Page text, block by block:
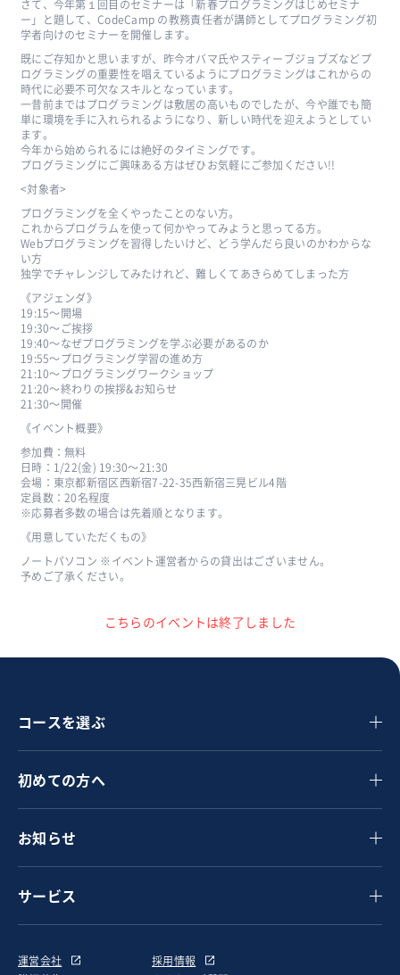
さて、今年第１回目のセミナーは「新春プログラミングはじめセミナ
ー」と題して、CodeCamp の教務責任者が講師としてプログラミング初
学者向けのセミナーを開催します。
既にご存知かと思いますが、昨今オバマ氏やスティーブジョブズなどプ
ログラミングの重要性を唱えているようにプログラミングはこれからの
時代に必要不可欠なスキルとなっています。
一昔前まではプログラミングは敷居の高いものでしたが、今や誰でも簡
単に環境を手に入れられるようになり、新しい時代を迎えようとしてい
ます。
今年から始められるには絶好のタイミングです。
プログラミングにご興味ある方はぜひお気軽にご参加ください!!
<対象者>
プログラミングを全くやったことのない方。
これからプログラムを使って何かやってみようと思ってる方。
Webプログラミングを習得したいけど、どう学んだら良いのかわからな
い方
独学でチャレンジしてみたけれど、難しくてあきらめてしまった方
《アジェンダ》
19:15〜開場
19:30〜ご挨拶
19:40〜なぜプログラミングを学ぶ必要があるのか
19:55〜プログラミング学習の進め方
21:10〜プログラミングワークショップ
21:20〜終わりの挨拶&お知らせ
21:30〜開催
《イベント概要》
参加費：無料
日時：1/22(金) 19:30〜21:30
会場：東京都新宿区西新宿7-22-35西新宿三晃ビル4階
定員数：20名程度
※応募者多数の場合は先着順となります。
《用意していただくもの》
ノートパソコン ※イベント運営者からの貸出はございません。
予めご了承ください。
こちらのイベントは終了しました
コースを選ぶ
初めての方へ
お知らせ
サービス
運営会社
採用情報